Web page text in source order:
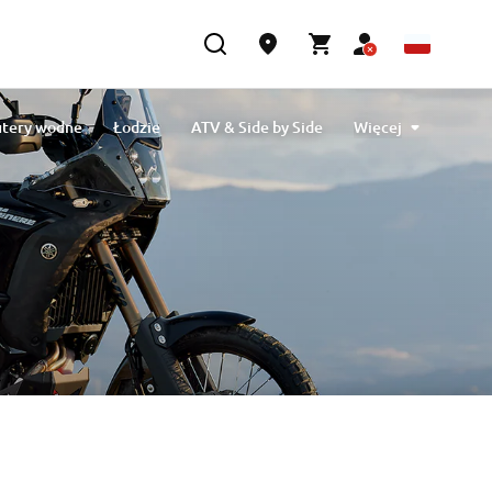
wodne Łodzie
ATV & Side by Side
silnikowe Czyszczenie i ochrona
Więcej